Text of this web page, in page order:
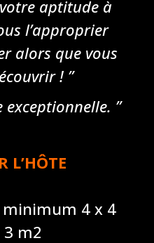
aptitude à
l’approprier
alors que vous
!”
exceptionnelle. ”
L’HÔTE
minimum 4 x 4
3 m2